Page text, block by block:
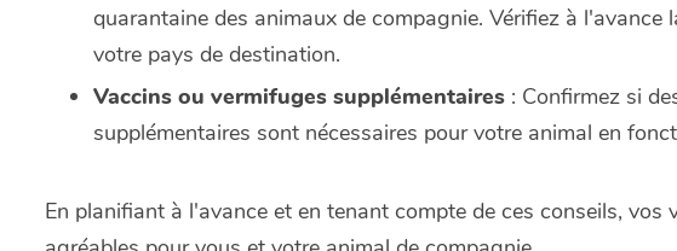
quarantaine des animaux de compagnie. Vérifiez à l'avance
votre pays de destination.
Vaccins ou vermifuges supplémentaires : Confirmez si
supplémentaires sont nécessaires pour votre animal en
En planifiant à l'avance et en tenant compte de ces conseils, vos